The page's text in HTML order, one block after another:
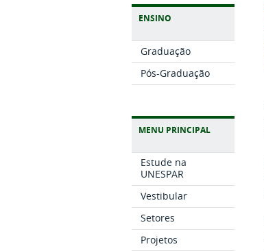
ENSINO
Graduação
Pós-Graduação
MENU PRINCIPAL
Estude na
UNESPAR
Vestibular
Setores
Projetos